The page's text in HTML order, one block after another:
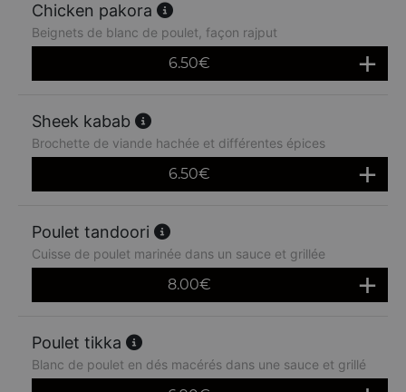
Chicken pakora
Beignets de blanc de poulet, façon rajput
6.50€
Sheek kabab
Brochette de viande hachée et différentes épices
6.50€
Poulet tandoori
Cuisse de poulet marinée dans un sauce et grillée
8.00€
Poulet tikka
Blanc de poulet en dés macérés dans une sauce et grillé